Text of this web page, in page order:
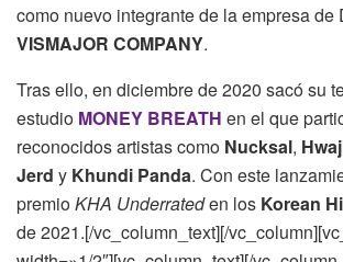
como nuevo integrante de la empresa de
VISMAJOR COMPANY.
Tras ello, en diciembre de 2020 sacó su
estudio MONEY BREATH en el que
reconocidos artistas como Nucksal,
Jerd y Khundi Panda. Con este
premioKHA Underrateden los Korean
de 2021.[/vc_column_text][/